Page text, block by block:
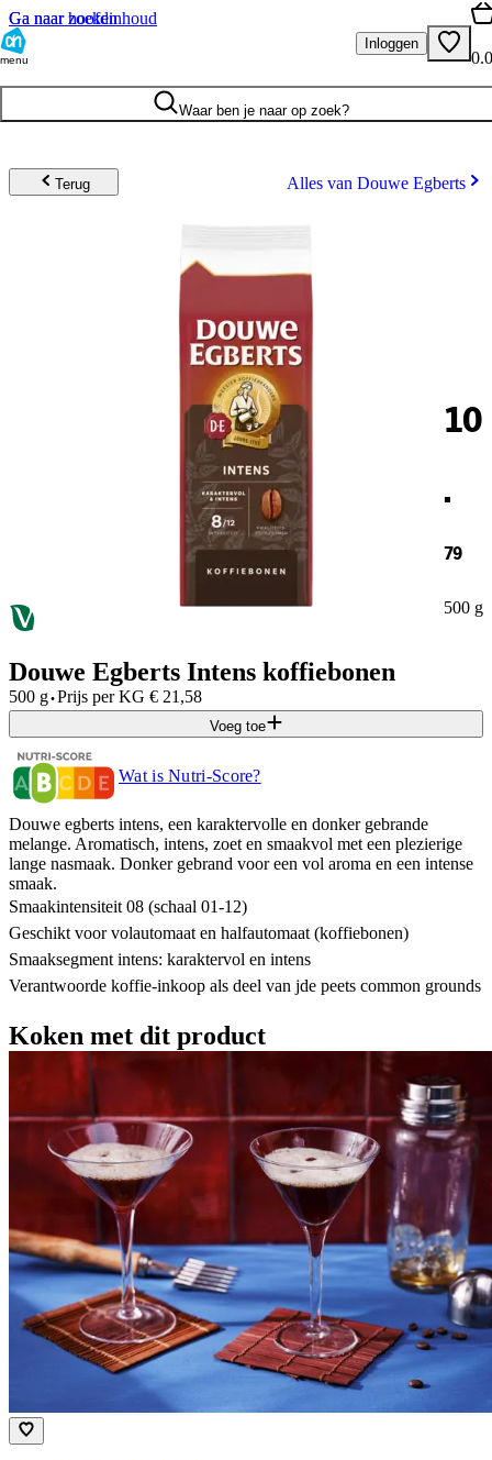
Ga naar hoofdinhoud
Ga naar zoeken
menu
Inloggen
Waar ben je naar op zoek?
Terug Alles van Douwe Egberts
10
.
79
500 g
Douwe Egberts Intens koffiebonen
500 g·Prijs per KG € 21,58
Voeg toe
Wat is Nutri-Score?
Douwe egberts intens, een karaktervolle en donker gebrande
melange. Aromatisch, intens, zoet en smaakvol met een plezierige
lange nasmaak. Donker gebrand voor een vol aroma en een intense
smaak.
Smaakintensiteit 08 (schaal 01-12)
Geschikt voor volautomaat en halfautomaat (koffiebonen)
Smaaksegment intens: karaktervol en intens
Verantwoorde koffie-inkoop als deel van jde peets common grounds
Koken met dit product